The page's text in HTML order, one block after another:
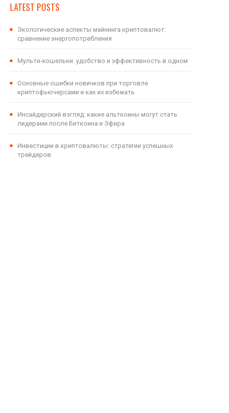
LATEST POSTS
Экологические аспекты майнинга криптовалют:
сравнение энергопотребления
Мульти-кошельки: удобство и эффективность в одном
Основные ошибки новичков при торговле
криптофьючерсами и как их избежать
Инсайдерский взгляд: какие альткоины могут стать
лидерами после Биткоина и Эфира
Инвестиции в криптовалюты: стратегии успешных
трейдеров